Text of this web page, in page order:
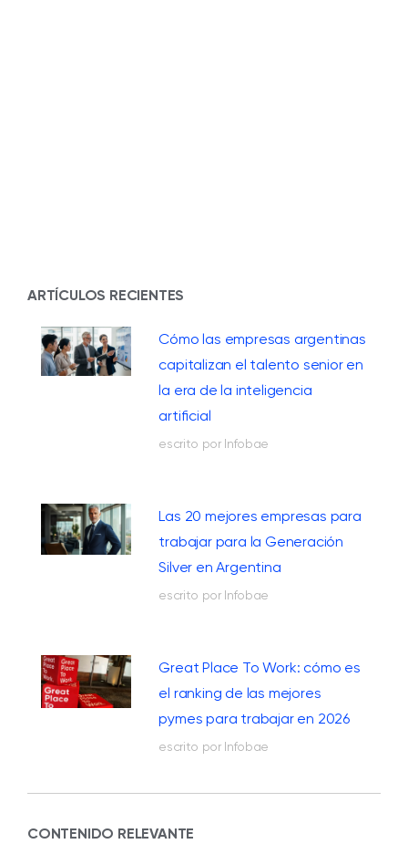
ARTÍCULOS RECIENTES
Cómo las empresas argentinas
capitalizan el talento senior en
la era de la inteligencia
artificial
escrito por Infobae
Las 20 mejores empresas para
trabajar para la Generación
Silver en Argentina
escrito por Infobae
Great Place To Work: cómo es
el ranking de las mejores
pymes para trabajar en 2026
escrito por Infobae
CONTENIDO RELEVANTE